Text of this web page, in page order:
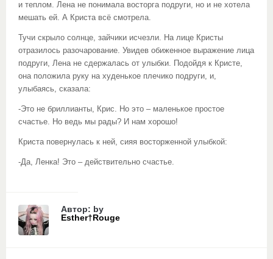
и теплом. Лена не понимала восторга подруги, но и не хотела
мешать ей. А Криста всё смотрела.
Тучи скрыло солнце, зайчики исчезли. На лице Кристы
отразилось разочарование. Увидев обиженное выражение лица
подруги, Лена не сдержалась от улыбки. Подойдя к Кристе,
она положила руку на худенькое плечико подруги, и,
улыбаясь, сказала:
-Это не бриллианты, Крис. Но это – маленькое простое
счастье. Но ведь мы рады? И нам хорошо!
Криста повернулась к ней, сияя восторженной улыбкой:
-Да, Ленка! Это – действительно счастье.
Автор: by
Esther†Rouge